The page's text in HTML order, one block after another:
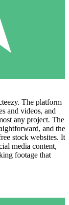
The platform
and videos, and
any project. The
and the
stock websites. It
media content,
footage that